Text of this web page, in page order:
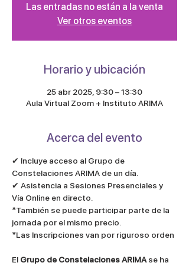
Las entradas no están a la venta
Ver otros eventos
Horario y ubicación
25 abr 2025, 9:30 – 13:30
Aula Virtual Zoom + Instituto ARIMA
Acerca del evento
✔︎ Incluye acceso al Grupo de
Constelaciones ARIMA de un día.
✔︎ Asistencia a Sesiones Presenciales y
Vía Online en directo.
*También se puede participar parte de la
jornada por el mismo precio.
*Las Inscripciones van por riguroso orden
El Grupo de Constelaciones ARIMA se ha